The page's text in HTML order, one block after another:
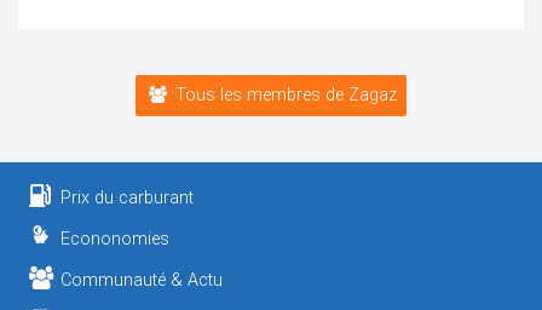
Tous les membres de Zagaz
Prix du carburant
Econonomies
Communauté & Actu